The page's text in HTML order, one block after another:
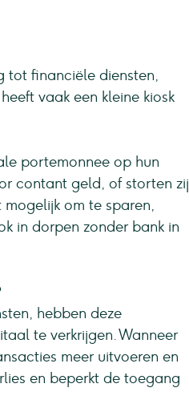
tot financiële diensten,
vaak een kleine kiosk
portemonnee op hun
contant geld, of storten zij
om te sparen,
in dorpen zonder bank in
hebben deze
te verkrijgen. Wanneer
meer uitvoeren en
en beperkt de toegang